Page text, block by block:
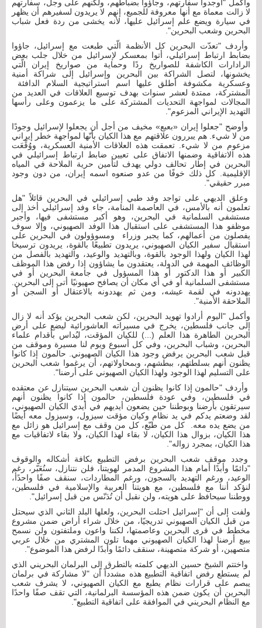
وأكمل "أوجدوا سفارتهم، وجاؤوا بضباطهم، ولكنهم على وجل، سفارتهم
لا زالت معماة مع أنها معروفة للجميع، إنهم لا يريدون لسفيرهم أن يظهر
في سيارة ويضع علم إسرائيل عليها، لأنه يخشى من ردة فعل شباب
البحرين وشعب البحرين".
وأردف "تعدّت البحرين كل الأنظمة الّتي طبعت مع إسرائيل، جاؤوا
بضابط ارتباط إسرائيلي، أتوا بمعسكر لإسرائيل من خلال جلب بعض
الرادارات الكاشفة للصواريخ ردًا وحماية من صواريخ إيران الّتي
يخشونها، لتصل الشراكة بين البحرين وإسرائيل إلى شراكة أمنية
وعسكرية مكشوفة أطلق عليها اسم استراتيجية السلام الدافئة
المشتركة، ممتدة لعشر سنوات بهدف توسيع العلاقات في العديد من
المجالات لمواجهة التحديات المشتركة على ما يزعمون وعلى رأسها
التهديد الإيراني المزعوم".
وأوضح "جعلوا إيران «بعبع» مخيف من أجل أن يجعلوا لإسرائيل وجودًا
من لا شيء. هم يبررون علاقتهم مع هذا الكيان بأنّها لمواجهة خطر إيراني
مزعوم من لا شيء. تعمقت هذه العلاقات الأمنية العسكرية، ووُقِّعَت
هذه الاتفاقية وضمنها الاتفاق على تعيين ضابط ارتباط إسرائيلي في
البحرين في إطار تحالف دولي يهدف لتأمين حرية الملاحة في المياه
الإقليمية. كل ذلك خوفًا من عدو صنعوه اسمه إيران، من دون وجود
مبرر حقيقي".
وعلق الديهي على تواجد وفد طبي إسرائيلي في البحرين قائلاً "هل
تعلمون أنه بالأمس، في العاصمة المنامة، جاء وفد إسرائيلي أخذ إلى
مستشفى السلمانية في البحرين، وهو أكبر مستشفى فيها، وأجبر
موظفو هذا المستشفى على استقبال هذا الوفد الصهيوني، وإلا سوف
يفصلون من أعمالهم، كما يجبر وزراء ومسوؤولون في البحرين على
استقبال سفير الكيان الصهيوني، يريدون تطبيعًا بالقوة، يريدون ترسيخا
لهذا الكيان ولهذا الوجود بالقوة، وبالتهديد والوعيد، والتهديد بالفصل من
الوظائف المهمة في الدولة، يعتقدون ما يشاؤون إذا رفض هذا الموظف
الكبير أو هذا الدكتور أو هذا المسؤول في جامعة البحرين أو في
مستشفى السلمانية أو في أي مكان أن يصافح صهيونيًا أتى إلى البحرين.
يهددونه في لقمة عيشه، ومن ثم يهددونه بالاعتقال أو السجن أو
الملاحقة الأمنية".
وأكمل "اليوم أرادوا تهويد البحرين، لكن شعب البحرين يؤكد أنه لا زال
إلى جانب فلسطين، يخرج في مسيراته العاشورائية ليضع على أرض
البحرين الطاهرة هذا العلم (...) للكيان المؤقت، ليُداس بأقدام علماء
البحرين، وشباب البحرين، وفي كل أسبوع ويوم لنا مسيرة وموقف من
قبل شعب البحرين يرفض وجود هذا الكيان الصهيوني. حالمون إذا كانوا
يظنون أنهم بسلطتهم، ببطشهم، وبمحاولاتهم، أن يرغموا شعب البحرين
على التسليم لهذا الوجود ولهذا الكيان الصهيوني على أرضنا".
وأردف "حالمون إذا كانوا يظنون أن شعب البحرين سيتنازل عن معتقده
في فلسطين، وفي عودة فلسطين، حالمون إذا كانوا يظنون أنهم
سيرتقون بأرضنا وبوطننا حين يضعون أيديهم في أيدي الكيان الصهيوني،
لقد وضعتم يدكم في يد نظام وكيان مؤقت سيزول، وسيزول معه أيضًا
من يضع يده معه. كل من طبّع، كل من وقف مع إسرائيل هو زائل مع
هذا الكيان، بزوال هذا الكيان، لا بقاء لهذا الكيان، ولا بقاء لاتفاقيات مع
هذا الكيان، بمجرد زواله".
وجدد موقف شعب البحرين برفض التطبيع بكافة أشكاله والوقوف
"دائمًا وأبدًا أمام هذا المشروع المدمر لهويتنا، فلن نتنازل، سنُعَبّر، رغم
الوعيد، ورغم التهديد بالسجون، ورغم المطاردات، سنقف صفًا واحدًأ،
لنؤكد أننا مع فلسطين، مع هويتنا العربية والإسلامية في فلسطين،
ووطننا سيحافظ على هويته، ولن نقبل أن تُدَنّس من قبل إسرائيل".
ولفت إلى أن "إسرائيل احتلت البحرين، ولعلها البلد الثاني الذي سيحتل
من قبل الكيان الصهيوني تدريجيًا، من خلال شراء أراض ضمن مشروع
مخطط في قرى البحرين وعاصمتها، لكننا واعون وملتفتون ولن نسمح
ببيع أرضنا لهذا الكيان الصهيوني مهما تلون المشتري من خلال عربي
متصهين، أو شركة متصهينة، سنقف دائمًا وأبدًا لرفض هذا الموضوع".
واختتم الشيخ حسين الديهي كلمته بالتطرق إلى البرلمان البحريني الذي
لم يستطع رفض اتفاقية التطبيع هذه مشدداً أن "لا مشاركة في برلمان
يبصم على قرارات نظام يطبع مع الكيان الصهيوني، لا يشرف شعب
البحرين أن يكون ضمن هذه المؤسسة البرلمانية، التي تقف صفًا واحدًا
مع النظام البحريني في الموافقة على اتفاقية التطبيع".